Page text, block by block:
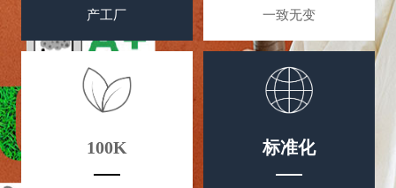
产工厂
一致无变
100K 标准化